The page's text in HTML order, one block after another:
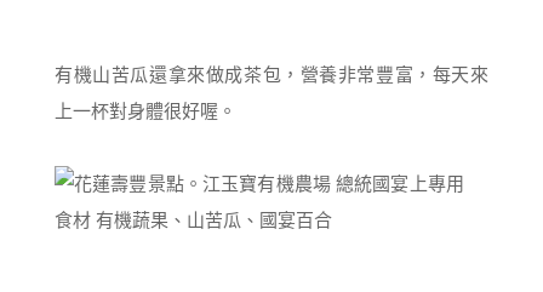
有機山苦瓜還拿來做成茶包，營養非常豐富，每天來
上一杯對身體很好喔。